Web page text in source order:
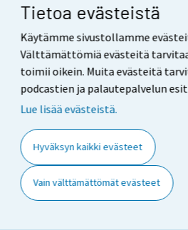
Tietoa evästeistä
Käytämme sivustollamme
Välttämättömiä evästeitä
toimii oikein. Muita evästeitä
podcastien ja palautepalvelun
Lue lisää evästeistä.
Hyväksyn kaikki evästeet
Vain välttämättömät evästeet
laajennuksen 75–84-vuotiailla
heikentäneen aavistuksen
luottamusindikaattorin arvoa
alkaen.
Merkittävin muutos kuluttajien
menetelmissä tapahtui
siirryttiin ns.
(verkkolomake ja
paneeliasetelmaan. Lisäksi
18–74-vuotiaisiin, painotusta
kevennettiin huomattavasti ja